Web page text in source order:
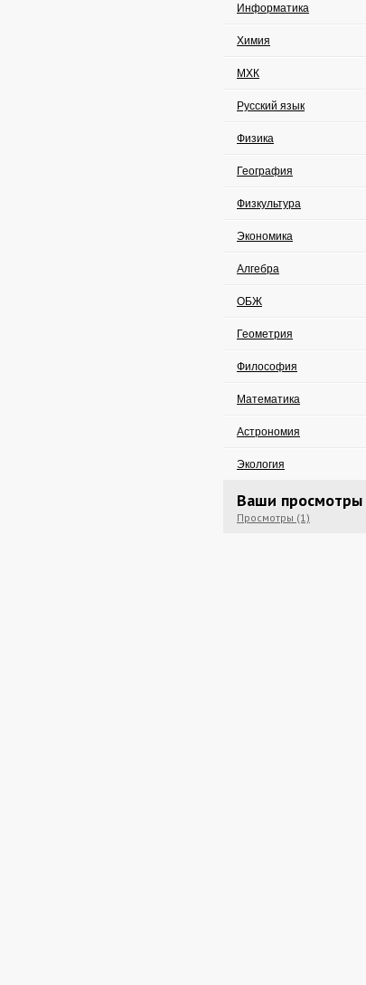
Информатика
Химия
МХК
Русский язык
Физика
География
Физкультура
Экономика
Алгебра
ОБЖ
Геометрия
Философия
Математика
Астрономия
Экология
Ваши просмотры
Просмотры (1)